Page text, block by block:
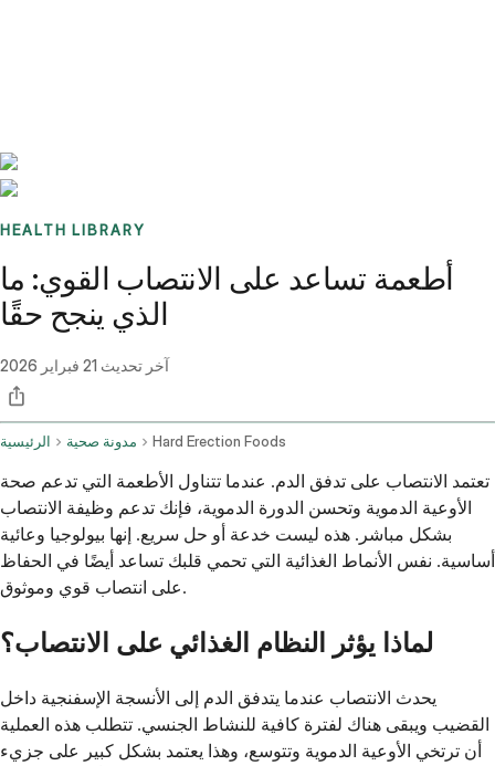
HEALTH LIBRARY
أطعمة تساعد على الانتصاب القوي: ما
الذي ينجح حقًا
آخر تحديث 21 فبراير 2026
الرئيسية مدونة صحية Hard Erection Foods
تعتمد الانتصاب على تدفق الدم. عندما تتناول الأطعمة التي تدعم صحة
الأوعية الدموية وتحسن الدورة الدموية، فإنك تدعم وظيفة الانتصاب
بشكل مباشر. هذه ليست خدعة أو حل سريع. إنها بيولوجيا وعائية
أساسية. نفس الأنماط الغذائية التي تحمي قلبك تساعد أيضًا في الحفاظ
على انتصاب قوي وموثوق.
لماذا يؤثر النظام الغذائي على الانتصاب؟
يحدث الانتصاب عندما يتدفق الدم إلى الأنسجة الإسفنجية داخل
القضيب ويبقى هناك لفترة كافية للنشاط الجنسي. تتطلب هذه العملية
أن ترتخي الأوعية الدموية وتتوسع، وهذا يعتمد بشكل كبير على جزيء